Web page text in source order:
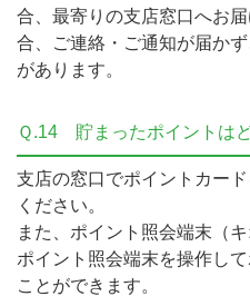
合、最寄りの支店窓口へお
合、ご連絡・ご通知が届か
があります。
Ｑ.14 貯まったポイントは
支店の窓口でポイントカー
ください。
また、ポイント照会端末（
ポイント照会端末を操作し
ことができます。